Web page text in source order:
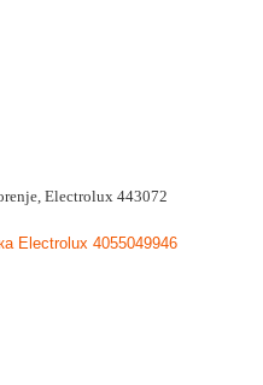
Electrolux 443072